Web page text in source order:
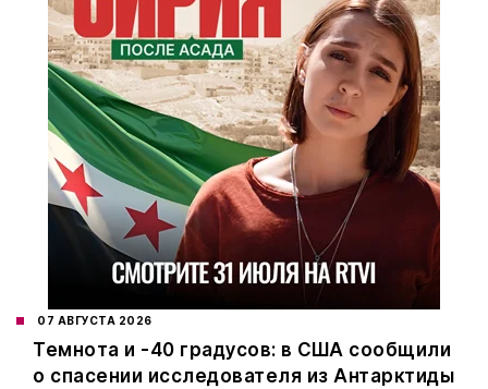
07 АВГУСТА 2026
Темнота и -40 градусов: в США сообщили
о спасении исследователя из Антарктиды